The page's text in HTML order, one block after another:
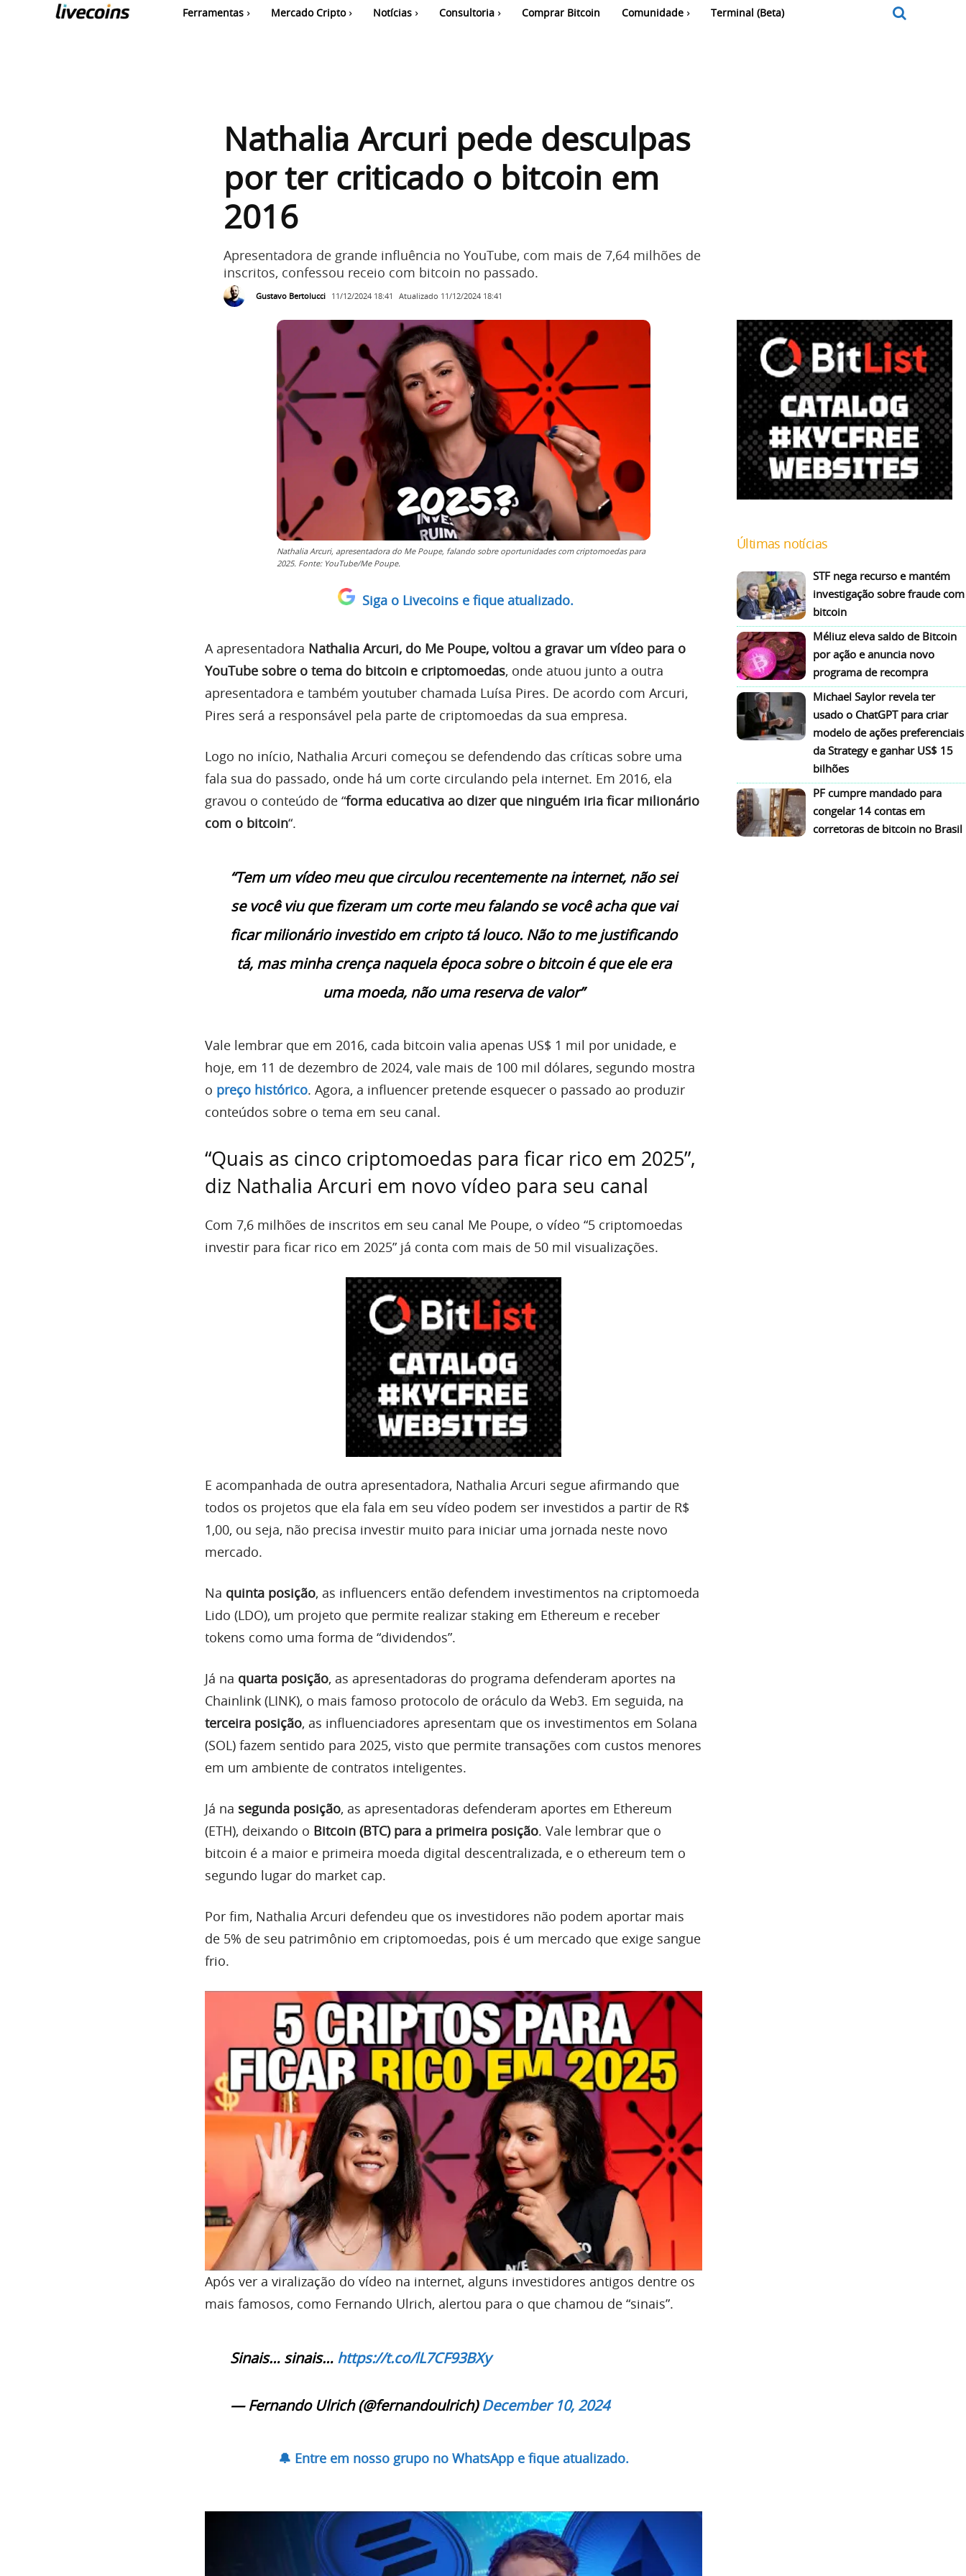
Ferramentas Mercado Cripto Notícias Consultoria Comprar Bitcoin Comunidade Terminal (Beta)
Nathalia Arcuri pede desculpas
por ter criticado o bitcoin em
2016
Apresentadora de grande influência no YouTube, com mais de 7,64 milhões de
inscritos, confessou receio com bitcoin no passado.
Gustavo Bertolucci 11/12/2024 18:41 Atualizado 11/12/2024 18:41
Nathalia Arcuri, apresentadora do Me Poupe, falando sobre oportunidades com criptomoedas para
2025. Fonte: YouTube/Me Poupe.
Siga o Livecoins e fique atualizado.
A apresentadora Nathalia Arcuri, do Me Poupe, voltou a gravar um vídeo para o
YouTube sobre o tema do bitcoin e criptomoedas, onde atuou junto a outra
apresentadora e também youtuber chamada Luísa Pires. De acordo com Arcuri,
Pires será a responsável pela parte de criptomoedas da sua empresa.
Logo no início, Nathalia Arcuri começou se defendendo das críticas sobre uma
fala sua do passado, onde há um corte circulando pela internet. Em 2016, ela
gravou o conteúdo de “forma educativa ao dizer que ninguém iria ficar milionário
com o bitcoin“.
“Tem um vídeo meu que circulou recentemente na internet, não sei
se você viu que fizeram um corte meu falando se você acha que vai
ficar milionário investido em cripto tá louco. Não to me justificando
tá, mas minha crença naquela época sobre o bitcoin é que ele era
uma moeda, não uma reserva de valor”
Vale lembrar que em 2016, cada bitcoin valia apenas US$ 1 mil por unidade, e
hoje, em 11 de dezembro de 2024, vale mais de 100 mil dólares, segundo mostra
o preço histórico. Agora, a influencer pretende esquecer o passado ao produzir
conteúdos sobre o tema em seu canal.
“Quais as cinco criptomoedas para ficar rico em 2025”,
diz Nathalia Arcuri em novo vídeo para seu canal
Com 7,6 milhões de inscritos em seu canal Me Poupe, o vídeo “5 criptomoedas
investir para ficar rico em 2025” já conta com mais de 50 mil visualizações.
E acompanhada de outra apresentadora, Nathalia Arcuri segue afirmando que
todos os projetos que ela fala em seu vídeo podem ser investidos a partir de R$
1,00, ou seja, não precisa investir muito para iniciar uma jornada neste novo
mercado.
Na quinta posição, as influencers então defendem investimentos na criptomoeda
Lido (LDO), um projeto que permite realizar staking em Ethereum e receber
tokens como uma forma de “dividendos”.
Já na quarta posição, as apresentadoras do programa defenderam aportes na
Chainlink (LINK), o mais famoso protocolo de oráculo da Web3. Em seguida, na
terceira posição, as influenciadores apresentam que os investimentos em Solana
(SOL) fazem sentido para 2025, visto que permite transações com custos menores
em um ambiente de contratos inteligentes.
Já na segunda posição, as apresentadoras defenderam aportes em Ethereum
(ETH), deixando o Bitcoin (BTC) para a primeira posição. Vale lembrar que o
bitcoin é a maior e primeira moeda digital descentralizada, e o ethereum tem o
segundo lugar do market cap.
Por fim, Nathalia Arcuri defendeu que os investidores não podem aportar mais
de 5% de seu patrimônio em criptomoedas, pois é um mercado que exige sangue
frio.
Após ver a viralização do vídeo na internet, alguns investidores antigos dentre os
mais famosos, como Fernando Ulrich, alertou para o que chamou de “sinais”.
Sinais… sinais… https://t.co/lL7CF93BXy
— Fernando Ulrich (@fernandoulrich)December 10, 2024
🔔 Entre em nosso grupo no WhatsApp e fique atualizado.
Últimas notícias
STF nega recurso e mantém
investigação sobre fraude com
bitcoin
Méliuz eleva saldo de Bitcoin
por ação e anuncia novo
programa de recompra
Michael Saylor revela ter
usado o ChatGPT para criar
modelo de ações preferenciais
da Strategy e ganhar US$ 15
bilhões
PF cumpre mandado para
congelar 14 contas em
corretoras de bitcoin no Brasil